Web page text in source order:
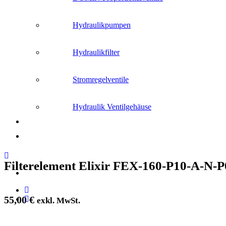
Hydraulikpumpen
Hydraulikfilter
Stromregelventile
Hydraulik Ventilgehäuse
Filterelement Elixir FEX-160-P10-A-N-
55,00€ exkl. MwSt.